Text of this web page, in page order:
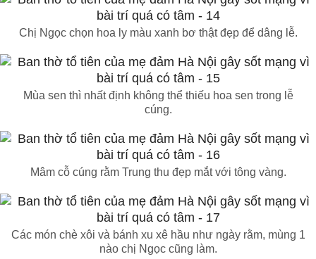
Chị Ngọc chọn hoa ly màu xanh bơ thật đẹp để dâng lễ.
Mùa sen thì nhất định không thể thiếu hoa sen trong lễ
cúng.
Mâm cỗ cúng rằm Trung thu đẹp mắt với tông vàng.
Các món chè xôi và bánh xu xê hầu như ngày rằm, mùng 1
nào chị Ngọc cũng làm.